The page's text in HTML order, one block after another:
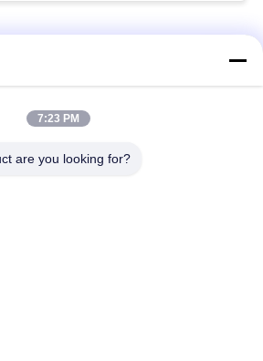
populaires
Batterie du lithium
7:23 PM
are you looking for?